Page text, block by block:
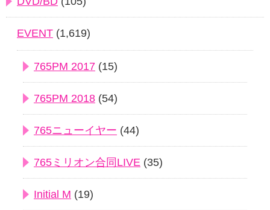
EVENT (1,619)
765PM 2017 (15)
765PM 2018 (54)
765ニューイヤー (44)
765ミリオン合同LIVE (35)
Initial M (19)